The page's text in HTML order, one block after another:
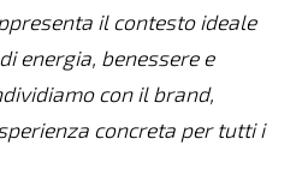
il contesto ideale
energia, benessere e
con il brand,
concreta per tutti i